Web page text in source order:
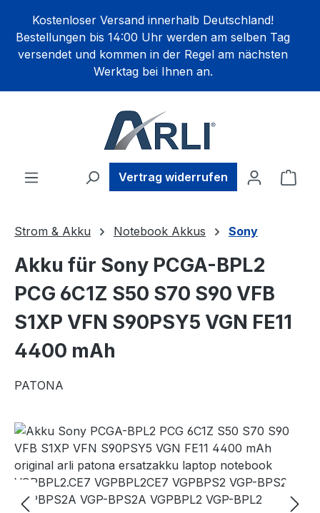
springen
Kostenloser Versand innerhalb Deutschland!
Bestellungen bis 14:00 Uhr werden am selben Tag
versendet und kommen in der Regel am nächsten
Werktag bei Ihnen an.
Vertrag widerrufen
Strom & Akku Notebook Akkus Sony
Akku für Sony PCGA-BPL2
PCG 6C1Z S50 S70 S90 VFB
S1XP VFN S90PSY5 VGN FE11
4400 mAh
PATONA
Bildergalerie überspringen